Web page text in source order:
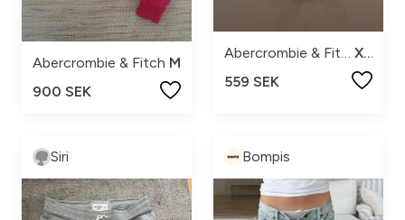
Abercrombie & Fitch M
900 SEK
Abercrombie & Fitch
XS
559 SEK
Siri Bompis